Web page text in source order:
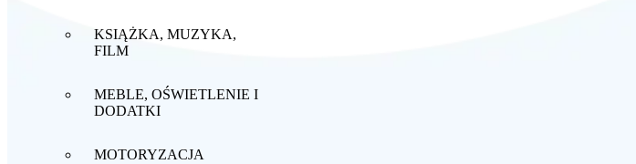
KSIĄŻKA, MUZYKA,
FILM
MEBLE, OŚWIETLENIE I
DODATKI
MOTORYZACJA